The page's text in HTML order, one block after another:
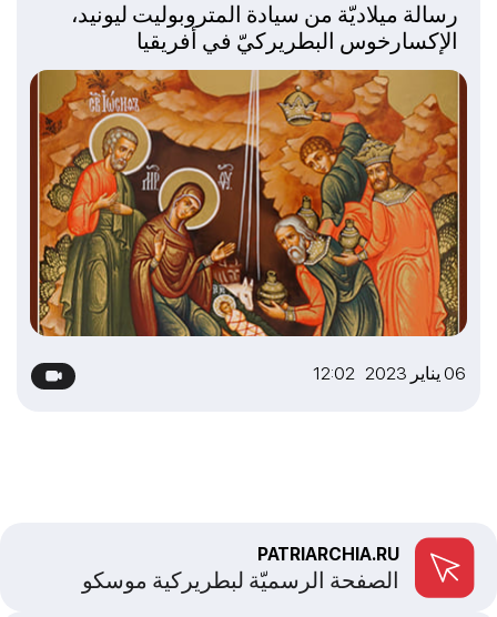
06 يناير 2023 12:02
رسالة ميلاديّة من سيادة المتروبوليت ليونيد،
الإكسارخوس البطريركيّ في أفريقيا
PATRIARCHIA.RU
الصفحة الرسميّة لبطريركية موسكو